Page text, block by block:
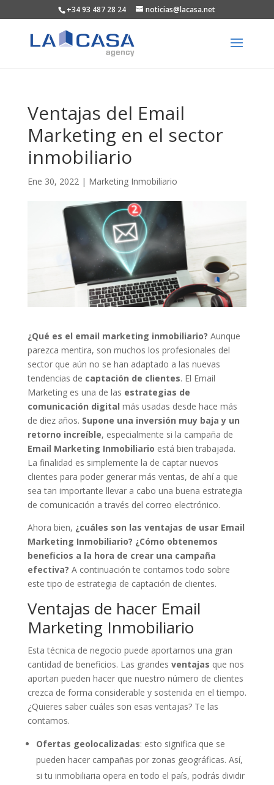
+34 93 487 28 24 noticias@lacasa.net
Ventajas del Email
Marketing en el sector
inmobiliario
Ene 30, 2022| Marketing Inmobiliario
¿Qué es el email marketing inmobiliario? Aunque
parezca mentira, son muchos los profesionales del
sector que aún no se han adaptado a las nuevas
tendencias de captación de clientes. El Email
Marketing es una de las estrategias de
comunicación digital más usadas desde hace más
de diez años. Supone una inversión muy baja y un
retorno increíble, especialmente si la campaña de
Email Marketing Inmobiliario está bien trabajada.
La finalidad es simplemente la de captar nuevos
clientes para poder generar más ventas, de ahí a que
sea tan importante llevar a cabo una buena estrategia
de comunicación a través del correo electrónico.
Ahora bien, ¿cuáles son las ventajas de usar Email
Marketing Inmobiliario? ¿Cómo obtenemos
beneficios a la hora de crear una campaña
efectiva? A continuación te contamos todo sobre
este tipo de estrategia de captación de clientes.
Ventajas de hacer Email
Marketing Inmobiliario
Esta técnica de negocio puede aportarnos una gran
cantidad de beneficios. Las grandes ventajas que nos
aportan pueden hacer que nuestro número de clientes
crezca de forma considerable y sostenida en el tiempo.
¿Quieres saber cuáles son esas ventajas? Te las
contamos.
Ofertas geolocalizadas: esto significa que se
pueden hacer campañas por zonas geográficas. Así,
si tu inmobiliaria opera en todo el país, podrás dividir